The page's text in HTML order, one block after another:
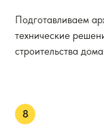
Подготавливаем
технические
строительства